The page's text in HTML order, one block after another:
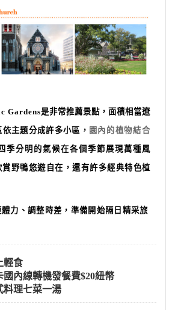
Gardens是非常推薦景點，面積相當遼
主題分成許多小區， 園內的植物結合
季分明的氣候在各個季節展現萬種風
野鴨悠遊自在，還有許多經典特色植
力、調整時差，準備開始隔日精采旅
輕食
國內線轉機發餐費$20紐幣
料理七菜一湯